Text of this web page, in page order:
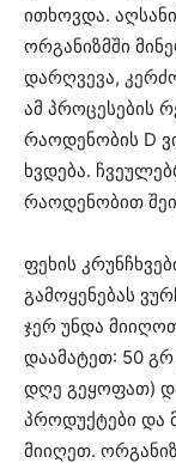
ითხოვდა.
ორგანიზმში
დარღვევა,
ამ პროცესების
რაოდენობის D
ხვდება.
რაოდენობით
ფეხის
გამოყენებას
ჯერ უნდა
დაამატეთ: 50 გრ
დღე გეყოფათ)
პროდუქტები და
მიიღეთ.